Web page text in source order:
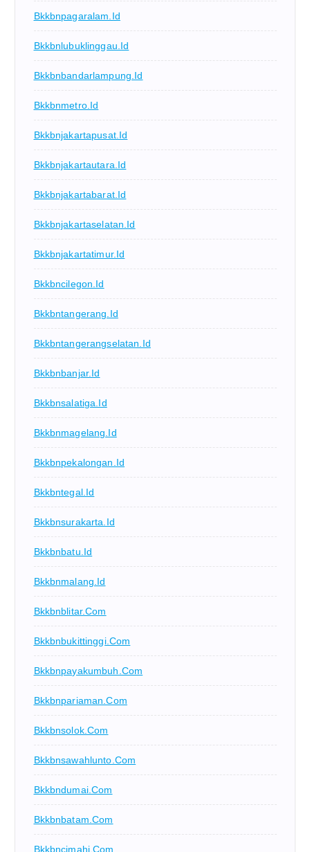
Bkkbnpagaralam.id
Bkkbnlubuklinggau.id
Bkkbnbandarlampung.id
Bkkbnmetro.id
Bkkbnjakartapusat.id
Bkkbnjakartautara.id
Bkkbnjakartabarat.id
Bkkbnjakartaselatan.id
Bkkbnjakartatimur.id
Bkkbncilegon.id
Bkkbntangerang.id
Bkkbntangerangselatan.id
Bkkbnbanjar.id
Bkkbnsalatiga.id
Bkkbnmagelang.id
Bkkbnpekalongan.id
Bkkbntegal.id
Bkkbnsurakarta.id
Bkkbnbatu.id
Bkkbnmalang.id
Bkkbnblitar.com
Bkkbnbukittinggi.com
Bkkbnpayakumbuh.com
Bkkbnpariaman.com
Bkkbnsolok.com
Bkkbnsawahlunto.com
Bkkbndumai.com
Bkkbnbatam.com
Bkkbncimahi.com